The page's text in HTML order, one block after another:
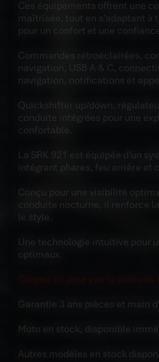
Ces équipements offrent une
maîtrisée, tout en s’adaptant à
Commandes rétroéclairées,
navigation, USB A & C,
Quickshifter up/down,
conduite intégrées pour une
La SRK 921 est équipée d’un
Conçu pour une visibilité
Une technologie intuitive pour
Garantie 3 ans pièces et main
Moto en stock, disponible
Autres modèles en stock